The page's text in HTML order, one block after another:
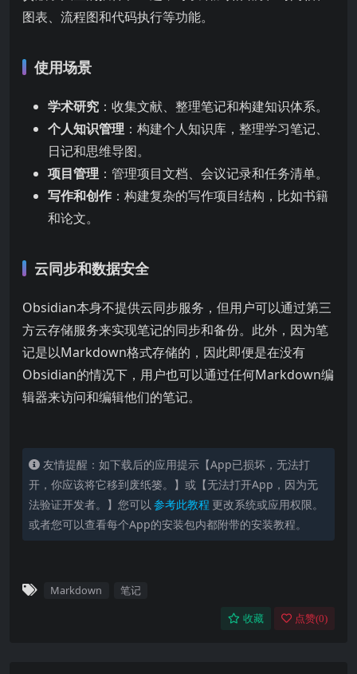
图表、流程图和代码执行等功能。
使用场景
学术研究 ：收集文献、整理笔记和构建知识体系。
个人知识管理 ：构建个人知识库，整理学习笔记、
日记和思维导图。
项目管理 ：管理项目文档、会议记录和任务清单。
写作和创作 ：构建复杂的写作项目结构，比如书籍
和论文。
云同步和数据安全
Obsidian本身不提供云同步服务，但用户可以通过第三
方云存储服务来实现笔记的同步和备份。此外，因为笔
记是以Markdown格式存储的，因此即便是在没有
Obsidian的情况下，用户也可以通过任何Markdown编
辑器来访问和编辑他们的笔记。
友情提醒：如下载后的应用提示【App已损坏，无法打
开，你应该将它移到废纸篓。】或【无法打开App，因为无
法验证开发者。】您可以 参考此教程 更改系统或应用权限。
或者您可以查看每个App的安装包内都附带的安装教程。
Markdown 笔记
收藏 点赞(0)